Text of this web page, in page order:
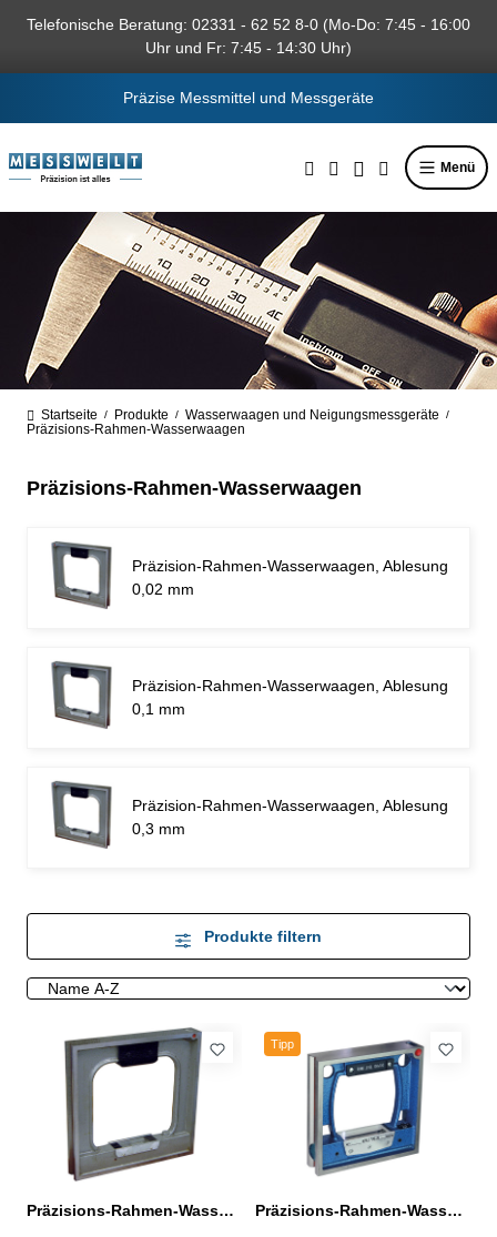
springen
Telefonische Beratung: 02331 - 62 52 8-0 (Mo-Do: 7:45 - 16:00
Uhr und Fr: 7:45 - 14:30 Uhr)
Präzise Messmittel und Messgeräte
Menü
Startseite / Produkte / Wasserwaagen und Neigungsmessgeräte /
Präzisions-Rahmen-Wasserwaagen
Präzisions-Rahmen-Wasserwaagen
Präzision-Rahmen-Wasserwaagen, Ablesung
0,02 mm
Präzision-Rahmen-Wasserwaagen, Ablesung
0,1 mm
Präzision-Rahmen-Wasserwaagen, Ablesung
0,3 mm
Produkte filtern
Präzisions-Rahmen-Wasserwaage 100 x 100 mm Ablesung 0,3 mm/m
Tipp
Präzisions-Rahmen-Wasserwaage 150 x 150 mm Ablesung 0,02 mm/m